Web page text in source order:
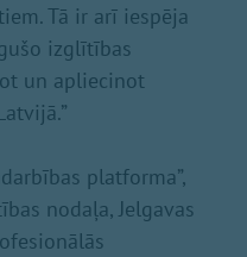
Tā ir arī iespēja
izglītības
un apliecinot
platforma”,
nodaļa, Jelgavas